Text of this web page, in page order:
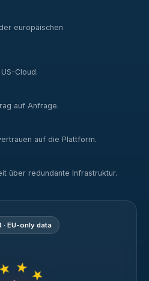
europäischen
Cloud.
auf Anfrage.
auf die Plattform.
über redundante Infrastruktur.
· EU-only data